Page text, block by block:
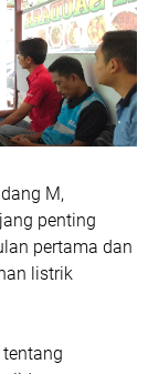
M,
penting
pertama dan
listrik